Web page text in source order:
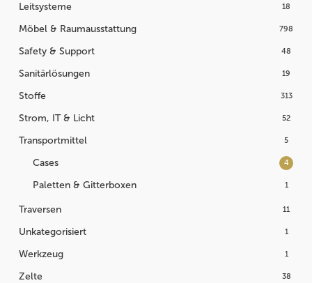
Leitsysteme 18
Möbel & Raumausstattung 798
Safety & Support 48
Sanitärlösungen 19
Stoffe 313
Strom, IT & Licht 52
Transportmittel 5
Cases 4
Paletten & Gitterboxen 1
Traversen 11
Unkategorisiert 1
Werkzeug 1
Zelte 38